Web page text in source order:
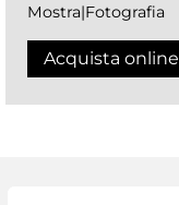
Mostra|Fotografia
Acquista online